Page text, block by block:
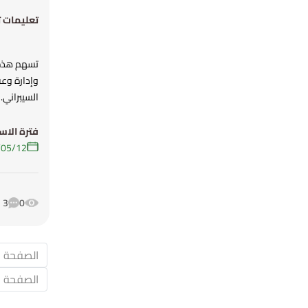
تعليمات
تسهم هذه
وإدارة
السيبراني.
فترة
12‏/05‏/2025
0
3
الصفحة
الصفحة